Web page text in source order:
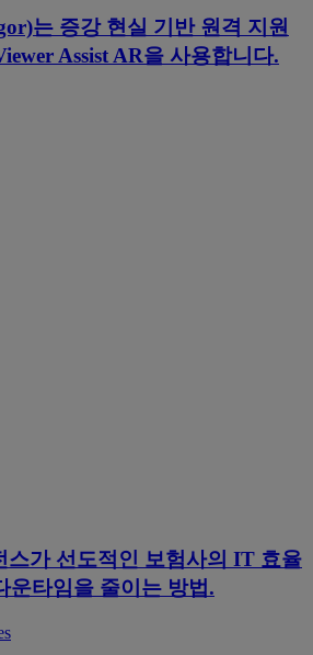
는 증강 현실 기반 원격 지원
Assist AR을 사용합니다.
스가 선도적인 보험사의 IT 효율
운타임을 줄이는 방법.